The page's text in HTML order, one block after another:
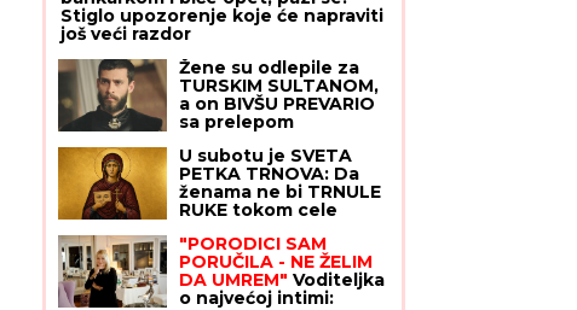
Stiglo upozorenje koje će napraviti
još veći razdor
Žene su odlepile za
TURSKIM SULTANOM,
a on BIVŠU PREVARIO
sa prelepom
ljubavnicom šetkao i
sad ih cela Turska
gleda u intimnim
scenama: Važio za
su počeli skandali
U subotu je SVETA
PETKA TRNOVA: Da
ženama ne bi TRNULE
RUKE tokom cele
da rade - običaji koje
Srbi vekovima poštuju
"PORODICI SAM
PORUČILA - NE ŽELIM
DA UMREM" Voditeljka
o najvećoj intimi: